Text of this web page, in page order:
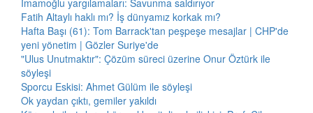
İmamoğlu yargılamaları: Savunma saldırıyor
Fatih Altaylı haklı mı? İş dünyamız korkak mı?
Hafta Başı (61): Tom Barrack'tan peşpeşe mesajlar | CHP'de
yeni yönetim | Gözler Suriye'de
"Ulus Unutmaktır": Çözüm süreci üzerine Onur Öztürk ile
söyleşi
Sporcu Eskisi: Ahmet Gülüm ile söyleşi
Ok yaydan çıktı, gemiler yakıldı